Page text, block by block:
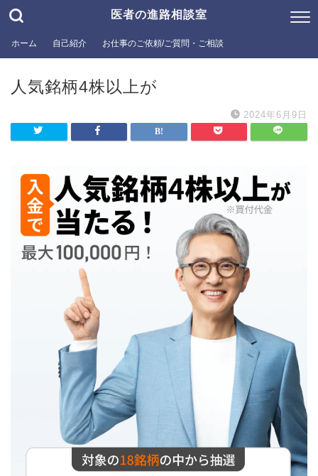
医者の進路相談室
ホーム 自己紹介 お仕事のご依頼/ご質問・ご相談
人気銘柄4株以上が
2024年6月9日